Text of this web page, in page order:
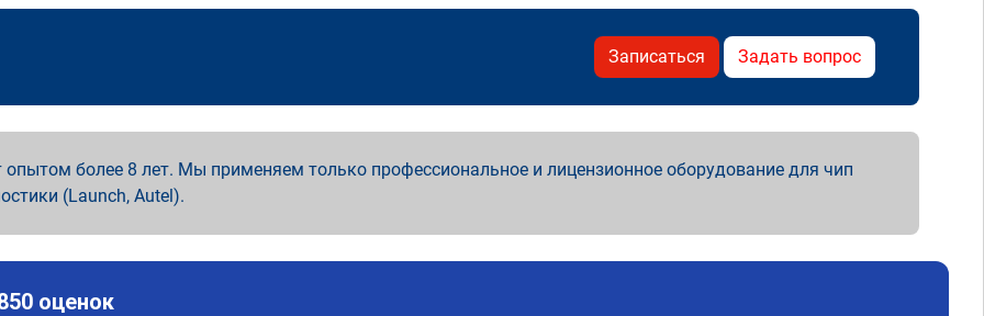
Записаться Задать вопрос
более 8 лет. Мы применяем только профессиональное и лицензионное оборудование для чип
(Launch, Autel).
оценок